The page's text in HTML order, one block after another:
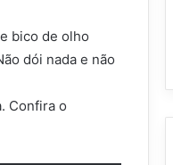
bico de olho
dói nada e não
Confira o